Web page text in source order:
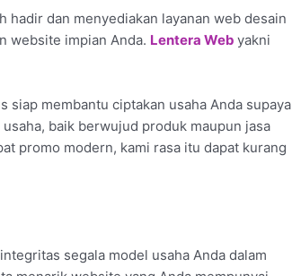
hadir dan menyediakan layanan web desain
website impian Anda. Lentera Web yakni
membantu ciptakan usaha Anda supaya
baik berwujud produk maupun jasa
promo modern, kami rasa itu dapat kurang
segala model usaha Anda dalam